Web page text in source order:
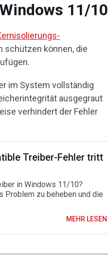
11/10
schützen können, die
im System vollständig
ausgegraut
verhindert der Fehler
Treiber-Fehler tritt
in Windows 11/10?
Problem zu beheben und die
MEHR LESEN